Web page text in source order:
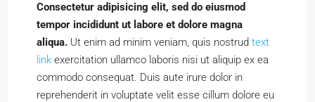
Consectetur adipisicing elit, sed do eiusmod
tempor incididunt ut labore et dolore magna
aliqua. Ut enim ad minim veniam, quis nostrud text
link exercitation ullamco laboris nisi ut aliquip ex ea
commodo consequat. Duis aute irure dolor in
reprehenderit in voluptate velit esse cillum dolore eu